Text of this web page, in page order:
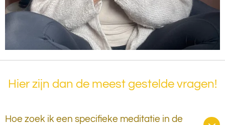
Hier zijn dan de meest gestelde vragen!
Hoe zoek ik een specifieke meditatie in de